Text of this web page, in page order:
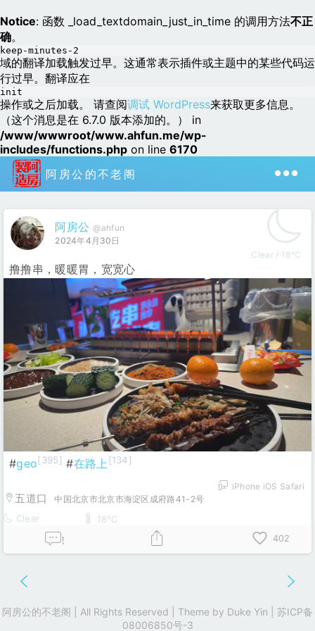
Notice: 函数 _load_textdomain_just_in_time 的调用方法不正
确。
keep-minutes-2
域的翻译加载触发过早。这通常表示插件或主题中的某些代码运
行过早。翻译应在
init
操作或之后加载。 请查阅调试 WordPress来获取更多信息。
（这个消息是在 6.7.0 版本添加的。） in
/www/wwwroot/www.ahfun.me/wp-
includes/functions.php on line 6170
阿房公的不老阁
阿房公 @ahfun
2024年4月30日
Clear / 18℃
撸撸串，暖暖胃，宽宽心
#geo[395] #在路上 [134]
iPhone iOS Safari
五道口 中国北京市北京市海淀区成府路41-2号
Clear
18℃
!
402
阿房公的不老阁 | All Rights Reserved | Theme by Duke Yin
苏ICP备
08006850号-3